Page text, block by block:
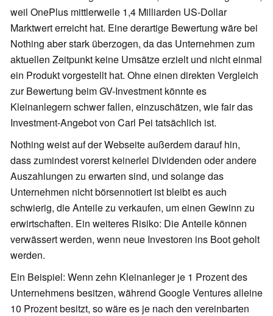
weil OnePlus mittlerweile 1,4 Milliarden US-Dollar
Marktwert erreicht hat. Eine derartige Bewertung wäre bei
Nothing aber stark überzogen, da das Unternehmen zum
aktuellen Zeitpunkt keine Umsätze erzielt und nicht einmal
ein Produkt vorgestellt hat. Ohne einen direkten Vergleich
zur Bewertung beim GV-Investment könnte es
Kleinanlegern schwer fallen, einzuschätzen, wie fair das
Investment-Angebot von Carl Pei tatsächlich ist.
Nothing weist auf der Webseite außerdem darauf hin,
dass zumindest vorerst keinerlei Dividenden oder andere
Auszahlungen zu erwarten sind, und solange das
Unternehmen nicht börsennotiert ist bleibt es auch
schwierig, die Anteile zu verkaufen, um einen Gewinn zu
erwirtschaften. Ein weiteres Risiko: Die Anteile können
verwässert werden, wenn neue Investoren ins Boot geholt
werden.
Ein Beispiel: Wenn zehn Kleinanleger je 1 Prozent des
Unternehmens besitzen, während Google Ventures alleine
10 Prozent besitzt, so wäre es je nach den vereinbarten